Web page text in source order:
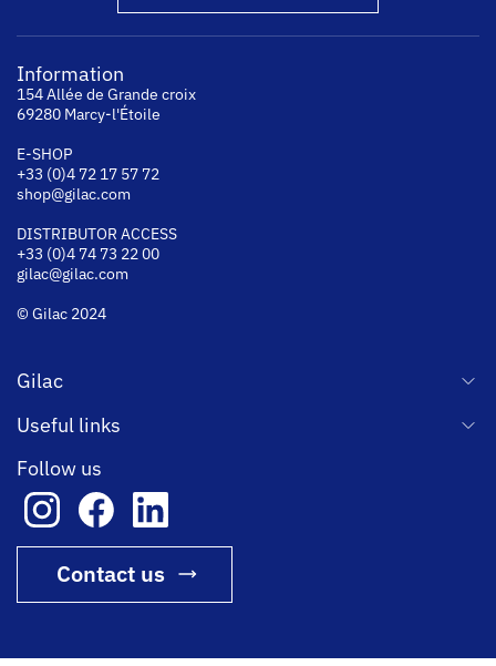
Information
154 Allée de Grande croix
69280 Marcy-l'Étoile
E-SHOP
+33 (0)4 72 17 57 72
shop@gilac.com
DISTRIBUTOR ACCESS
+33 (0)4 74 73 22 00
gilac@gilac.com
© Gilac 2024
Gilac
Useful links
Follow us
Contact us